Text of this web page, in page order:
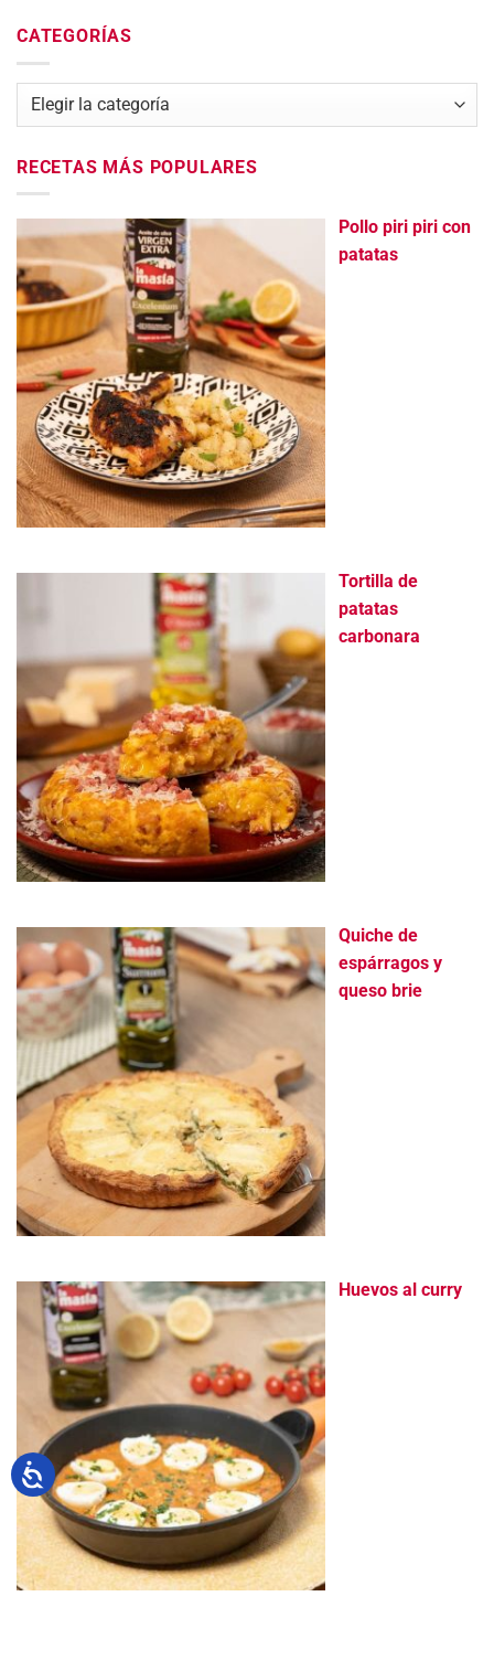
CATEGORÍAS
Categorías
RECETAS MÁS POPULARES
Pollo piri piri con
patatas
Tortilla de
patatas
carbonara
Quiche de
espárragos y
queso brie
Huevos al curry